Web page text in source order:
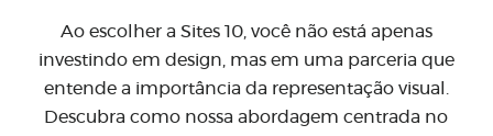
Ao escolher a Sites 10, você não está apenas
investindo em design, mas em uma parceria que
entende a importância da representação visual.
Descubra como nossa abordagem centrada no